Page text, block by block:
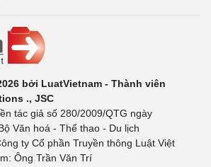
bởi LuatVietnam - Thành viên
., JSC
tác giả số 280/2009/QTG ngày
Văn hoá - Thể thao - Du lịch
ty Cổ phần Truyền thông Luật Việt
Ông Trần Văn Trí